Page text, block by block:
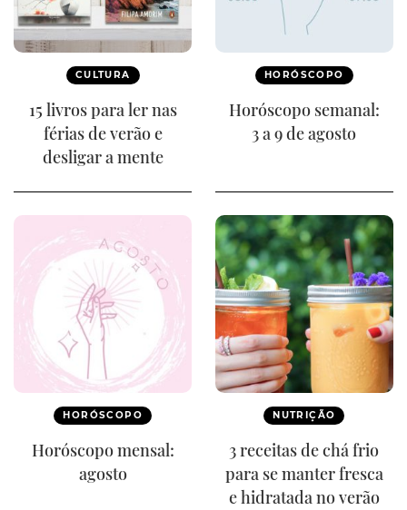
CULTURA
15 livros para ler nas
férias de verão e
desligar a mente
HORÓSCOPO
Horóscopo semanal:
3 a 9 de agosto
HORÓSCOPO
Horóscopo mensal:
agosto
NUTRIÇÃO
3 receitas de chá frio
para se manter fresca
e hidratada no verão